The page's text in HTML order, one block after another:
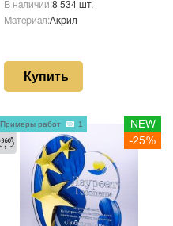
В наличии:8 534 шт.
Материал:Акрил
Купить
NEW
-25%
Примеры работ 1